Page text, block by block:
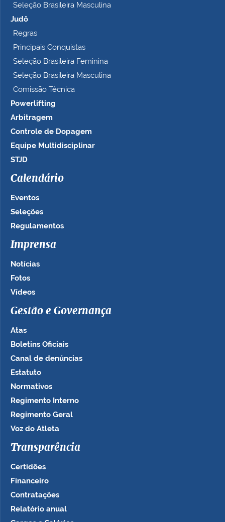
Seleção Brasileira Masculina
Judô
Regras
Principais Conquistas
Seleção Brasileira Feminina
Seleção Brasileira Masculina
Comissão Técnica
Powerlifting
Arbitragem
Controle de Dopagem
Equipe Multidisciplinar
STJD
Calendário
Eventos
Seleções
Regulamentos
Imprensa
Notícias
Fotos
Vídeos
Gestão e Governança
Atas
Boletins Oficiais
Canal de denúncias
Estatuto
Normativos
Regimento Interno
Regimento Geral
Voz do Atleta
Transparência
Certidões
Financeiro
Contratações
Relatório anual